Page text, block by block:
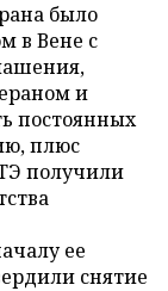
было
в Вене с
и
постоянных
плюс
получили
ее
снятие